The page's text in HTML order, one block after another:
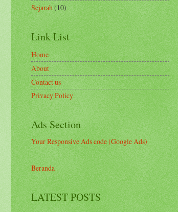
Sejarah(10)
Link List
Home
About
Contact us
Privacy Policy
Ads Section
Your Responsive Ads code (Google Ads)
Beranda
LATEST POSTS